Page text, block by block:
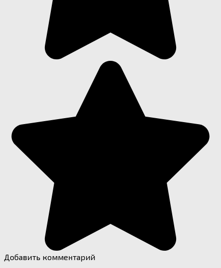
Добавить комментарий